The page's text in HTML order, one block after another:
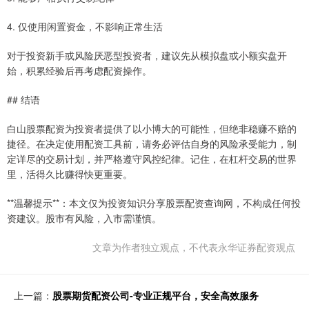
4. 仅使用闲置资金，不影响正常生活
对于投资新手或风险厌恶型投资者，建议先从模拟盘或小额实盘开
始，积累经验后再考虑配资操作。
## 结语
白山股票配资为投资者提供了以小博大的可能性，但绝非稳赚不赔的
捷径。在决定使用配资工具前，请务必评估自身的风险承受能力，制
定详尽的交易计划，并严格遵守风控纪律。记住，在杠杆交易的世界
里，活得久比赚得快更重要。
**温馨提示**：本文仅为投资知识分享股票配资查询网，不构成任何投
资建议。股市有风险，入市需谨慎。
文章为作者独立观点，不代表永华证券配资观点
上一篇： 股票期货配资公司-专业正规平台，安全高效服务